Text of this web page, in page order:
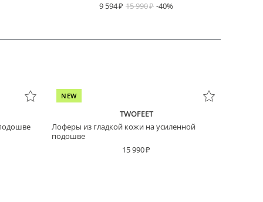
9 594
15 990 -40%
NEW
TWOFEET
Лоферы из гладкой кожи на усиленной
подошве
15 990